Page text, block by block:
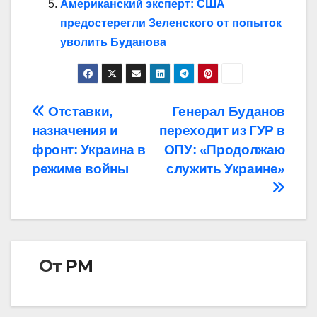
Американский эксперт: США
предостерегли Зеленского от попыток
уволить Буданова
Навигация
по
записям
Генерал Буданов
переходит из ГУР в
ОПУ: «Продолжаю
служить Украине»
Отставки,
назначения и
фронт: Украина в
режиме войны
От РМ